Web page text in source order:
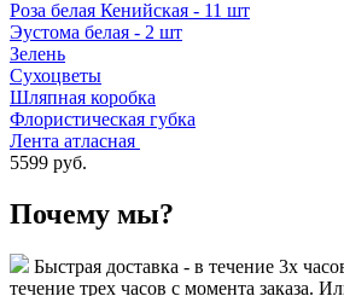
Роза белая Кенийская - 11 шт
Эустома белая - 2 шт
Зелень
Сухоцветы
Шляпная коробка
Флористическая губка
Лента атласная
5599 руб.
Почему мы?
Быстрая доставка - в течение 3х
течение трех часов с момента заказа.